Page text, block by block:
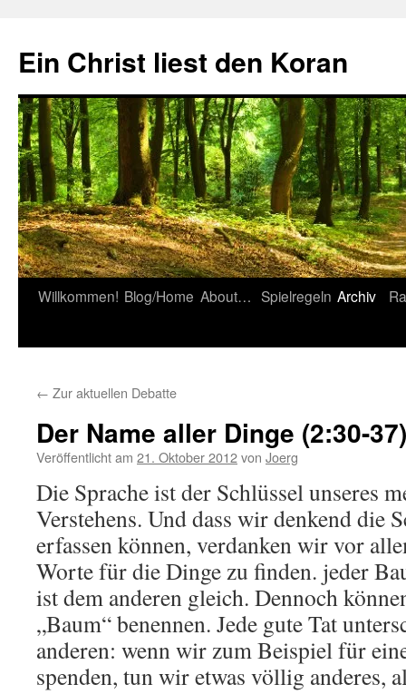
springen
Ein Christ liest den Koran
Willkommen! Blog/Home About… Spielregeln Archiv
← Zur aktuellen Debatte
Der Name aller Dinge (2:30-37)
Veröffentlicht am 21. Oktober 2012von Joerg
Die Sprache ist der Schlüssel unseres
Verstehens. Und dass wir denkend die
erfassen können, verdanken wir vor
Worte für die Dinge zu finden. jeder
ist dem anderen gleich. Dennoch
„Baum“ benennen. Jede gute Tat
anderen: wenn wir zum Beispiel für
spenden, tun wir etwas völlig anderes,